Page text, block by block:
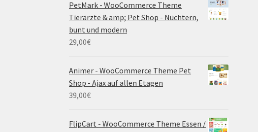
PetMark - WooCommerce Theme
Tierärzte & amp; Pet Shop - Nüchtern,
bunt und modern
29,00€
Animer - WooCommerce Theme Pet
Shop - Ajax auf allen Etagen
39,00€
FlipCart - WooCommerce Theme Essen /